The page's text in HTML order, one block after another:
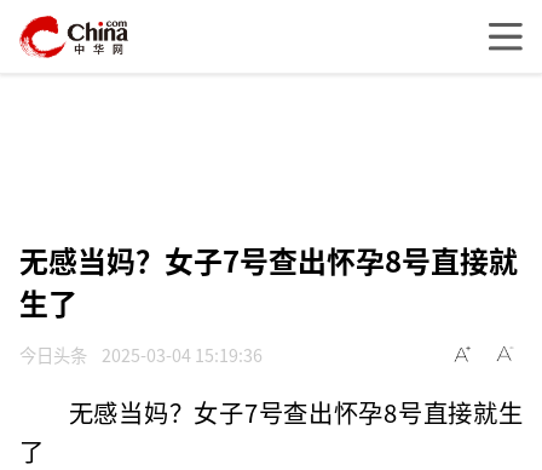
无感当妈？女子7号查出怀孕8号直接就
生了
今日头条 2025-03-04 15:19:36
无感当妈？女子7号查出怀孕8号直接就生
了